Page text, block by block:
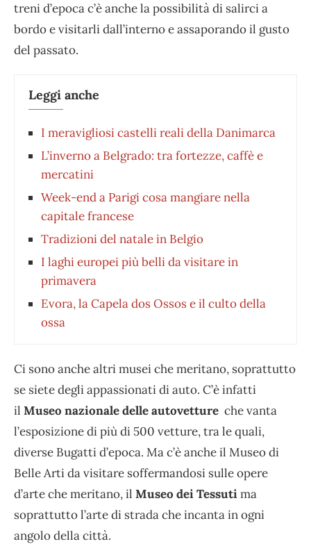
treni d’epoca c’è anche la possibilità di salirci a
bordo e visitarli dall’interno e assaporando il gusto
del passato.
Leggi anche
I meravigliosi castelli reali della Danimarca
L’inverno a Belgrado: tra fortezze, caffè e
mercatini
Week-end a Parigi cosa mangiare nella
capitale francese
Tradizioni del natale in Belgio
I laghi europei più belli da visitare in
primavera
Evora, la Capela dos Ossos e il culto della
ossa
Ci sono anche altri musei che meritano, soprattutto
se siete degli appassionati di auto. C’è infatti
il Museo nazionale delle autovetture che vanta
l’esposizione di più di 500 vetture, tra le quali,
diverse Bugatti d’epoca. Ma c’è anche il Museo di
Belle Arti da visitare soffermandosi sulle opere
d’arte che meritano, il Museo dei Tessutima
soprattutto l’arte di strada che incanta in ogni
angolo della città.